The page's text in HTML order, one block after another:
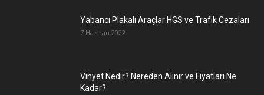
Yabancı Plakalı Araçlar HGS ve Trafik Cezaları
7 Haziran 2022
Vinyet Nedir? Nereden Alınır ve Fiyatları Ne
Kadar?